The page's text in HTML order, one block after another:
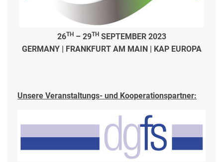
26TH– 29THSEPTEMBER 2023
GERMANY | FRANKFURT AM MAIN | KAP EUROPA
Unsere Veranstaltungs- und Kooperationspartner: